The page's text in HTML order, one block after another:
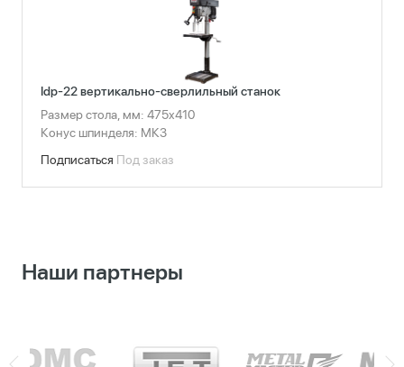
Idp-22 вертикально-сверлильный станок
Размер стола, мм: 475x410
Конус шпинделя: МК3
Подписаться Под заказ
Наши партнеры